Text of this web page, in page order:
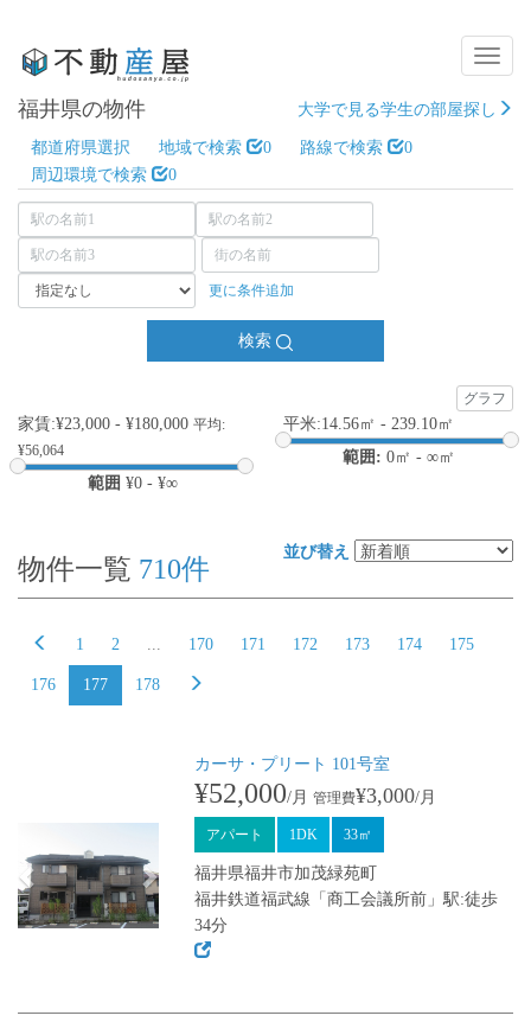
Toggle
福井県の物件 大学で見る学生の部屋探し
都道府県選択 地域で検索 0 路線で検索
0
周辺環境で検索
0
更に条件追加
検索
グラフ
家賃:¥23,000 - ¥180,000 平均:
¥56,064
範囲 ¥0 - ¥∞
平米:14.56㎡ - 239.10㎡
範囲: 0㎡ - ∞㎡
物件一覧 710件
並び替え
1 2 170 171 172 173 174 175
176 177 178
カーサ・プリート 101号室
¥52,000/月 管理費¥3,000/月
アパート 1DK 33㎡
福井県福井市加茂緑苑町
福井鉄道福武線「商工会議所前」駅:徒歩
34分